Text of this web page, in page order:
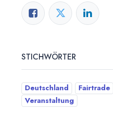
STICHWÖRTER
Deutschland
Fairtrade
Veranstaltung